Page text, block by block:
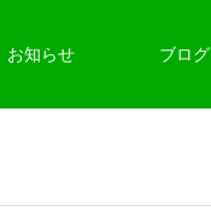
お知らせ ブログ